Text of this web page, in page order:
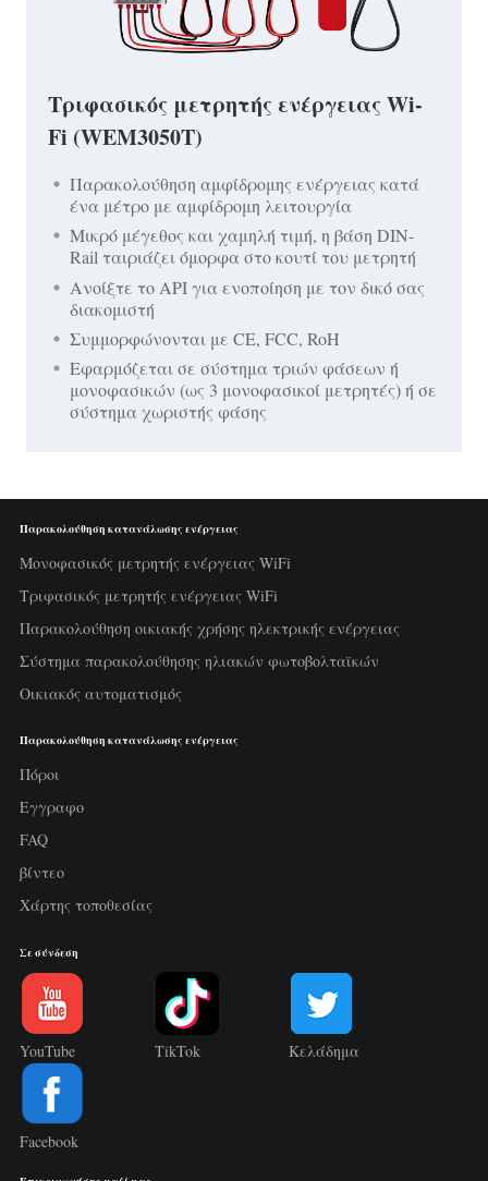
Τριφασικός μετρητής ενέργειας Wi-
Fi (WEM3050T)
Παρακολούθηση αμφίδρομης ενέργειας κατά
ένα μέτρο με αμφίδρομη λειτουργία
Μικρό μέγεθος και χαμηλή τιμή, η βάση DIN-
Rail ταιριάζει όμορφα στο κουτί του μετρητή
Ανοίξτε το API για ενοποίηση με τον δικό σας
διακομιστή
Συμμορφώνονται με CE, FCC, RoH
Εφαρμόζεται σε σύστημα τριών φάσεων ή
μονοφασικών (ως 3 μονοφασικοί μετρητές) ή σε
σύστημα χωριστής φάσης
Παρακολούθηση κατανάλωσης ενέργειας
Μονοφασικός μετρητής ενέργειας WiFi
Τριφασικός μετρητής ενέργειας WiFi
Παρακολούθηση οικιακής χρήσης ηλεκτρικής ενέργειας
Σύστημα παρακολούθησης ηλιακών φωτοβολταϊκών
Οικιακός αυτοματισμός
Παρακολούθηση κατανάλωσης ενέργειας
Πόροι
Εγγραφο
FAQ
βίντεο
Χάρτης τοποθεσίας
Σε σύνδεση
YouTube TikTok Κελάδημα
Facebook